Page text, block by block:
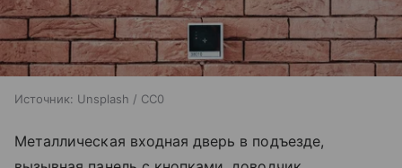
Источник: Unsplash / CC0
Металлическая входная дверь в подъезде,